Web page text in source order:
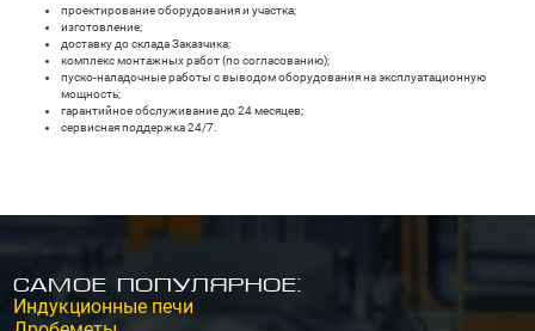
проектирование оборудования и участка;
изготовление;
доставку до склада Заказчика;
комплекс монтажных работ (по согласованию);
пуско-наладочные работы с выводом оборудования на эксплуатационную
мощность;
гарантийное обслуживание до 24 месяцев;
сервисная поддержка 24/7.
Самое популярное:
Индукционные печи